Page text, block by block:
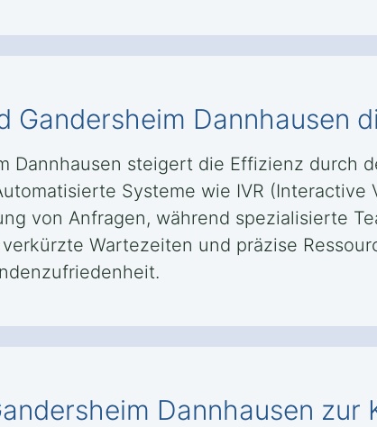
Dannhausen
Dannhausen steigert die Effizienz durch
Systeme wie IVR (Interactive
von Anfragen, während spezialisierte
Wartezeiten und präzise
Dannhausen zur